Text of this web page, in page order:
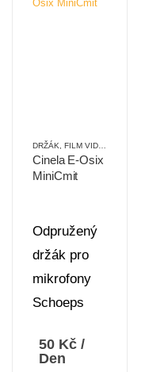
PŘÍSLUŠENSTVÍ
DRŽÁK ,FILM VIDEO
Cinela E-Osix
MiniCmit
Odpružený
držák pro
mikrofony
Schoeps
50 Kč /
Den